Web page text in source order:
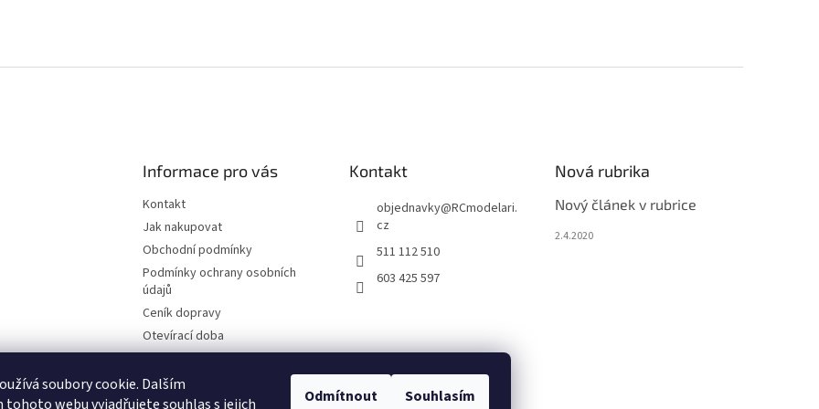
soubory cookie. Dalším
tohoto webu vyjadřujete souhlas s jejich
Odmítnout Souhlasím
Informace pro vás
Kontakt
Jak nakupovat
Obchodní podmínky
Podmínky ochrany osobních
údajů
Ceník dopravy
Otevírací doba
Fotografie z prodejny Brno
Reklamační list
Moje objednávka
Kontakt
objednavky@RCmodelari.
cz
511 112 510
603 425 597
Nová rubrika
Nový článek v rubrice
2.4.2020